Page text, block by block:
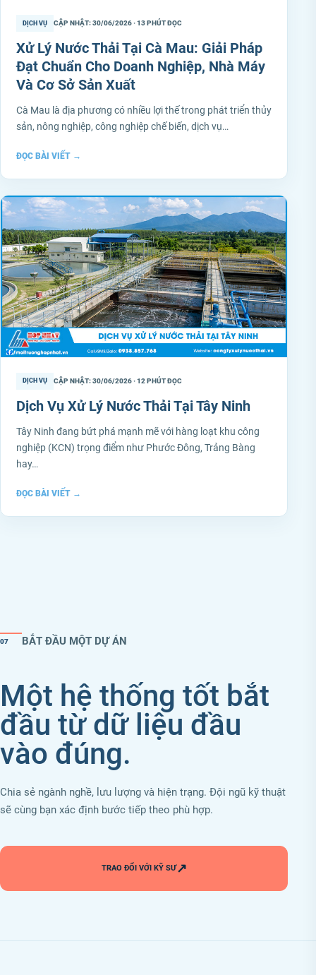
DỊCH VỤ CẬP NHẬT: 30/06/2026 · 13 PHÚT ĐỌC
Xử Lý Nước Thải Tại Cà Mau: Giải Pháp
Đạt Chuẩn Cho Doanh Nghiệp, Nhà Máy
Và Cơ Sở Sản Xuất
Cà Mau là địa phương có nhiều lợi thế trong phát triển thủy
sản, nông nghiệp, công nghiệp chế biến, dịch vụ…
ĐỌC BÀI VIẾT →
DỊCH VỤ CẬP NHẬT: 30/06/2026 · 12 PHÚT ĐỌC
Dịch Vụ Xử Lý Nước Thải Tại Tây Ninh
Tây Ninh đang bứt phá mạnh mẽ với hàng loạt khu công
nghiệp (KCN) trọng điểm như Phước Đông, Trảng Bàng
hay…
ĐỌC BÀI VIẾT →
07 BẮT ĐẦU MỘT DỰ ÁN
Một hệ thống tốt bắt
đầu từ dữ liệu đầu
vào đúng.
Chia sẻ ngành nghề, lưu lượng và hiện trạng. Đội ngũ kỹ thuật
sẽ cùng bạn xác định bước tiếp theo phù hợp.
TRAO ĐỔI VỚI KỸ SƯ↗